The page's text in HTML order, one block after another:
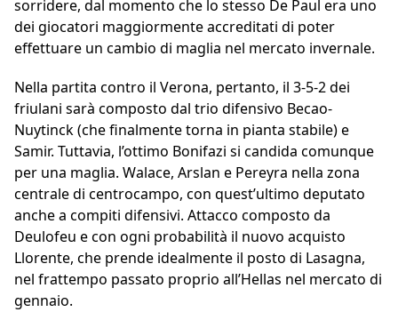
sorridere, dal momento che lo stesso De Paul era uno
dei giocatori maggiormente accreditati di poter
effettuare un cambio di maglia nel mercato invernale.
Nella partita contro il Verona, pertanto, il 3-5-2 dei
friulani sarà composto dal trio difensivo Becao-
Nuytinck (che finalmente torna in pianta stabile) e
Samir. Tuttavia, l’ottimo Bonifazi si candida comunque
per una maglia. Walace, Arslan e Pereyra nella zona
centrale di centrocampo, con quest’ultimo deputato
anche a compiti difensivi. Attacco composto da
Deulofeu e con ogni probabilità il nuovo acquisto
Llorente, che prende idealmente il posto di Lasagna,
nel frattempo passato proprio all’Hellas nel mercato di
gennaio.